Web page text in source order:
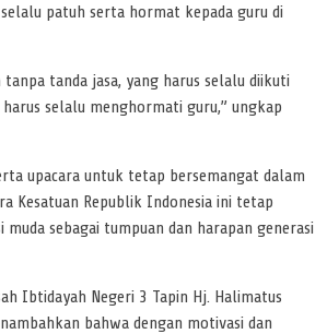
patuh serta hormat kepada guru di
tanpa tanda jasa, yang harus selalu diikuti
selalu menghormati guru,” ungkap
upacara untuk tetap bersemangat dalam
Kesatuan Republik Indonesia ini tetap
muda sebagai tumpuan dan harapan generasi
Ibtidayah Negeri 3 Tapin Hj. Halimatus
bahwa dengan motivasi dan